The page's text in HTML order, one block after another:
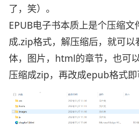
了，笑）。
EPUB电子书本质上是个压缩文
成.zip格式，解压缩后，就可以
体，图片，html的章节，也可
压缩成zip，再改成epub格式即